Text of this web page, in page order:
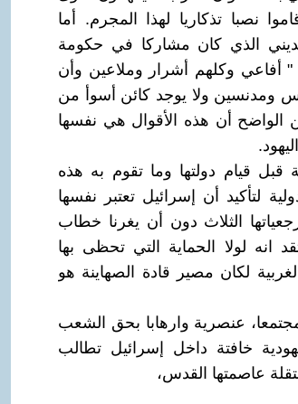
نصبا تذكاريا لهذا المجرم. أما
الذي كان مشاركا في حكومة
أفاعي وكلهم أشرار وملاعين وأن
ومدنسين ولا يوجد كائن أسوأ من
أن هذه الأقوال هي نفسها
قبل قيام دولتها وما تقوم به هذه
لتأكيد أن إسرائيل تعتبر نفسها
الثلاث دون أن يغرنا خطاب
انه لولا الحماية التي تحظى بها
لكان مصير قادة الصهاينة هو
عنصرية وارهابا بحق الشعب
خافتة داخل إسرائيل تطالب
عاصمتها القدس،